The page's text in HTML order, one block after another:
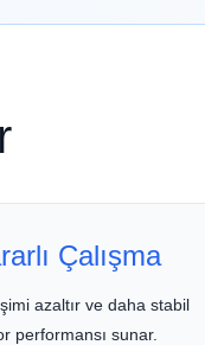
Çalışma
azaltır ve daha stabil
performansı sunar.